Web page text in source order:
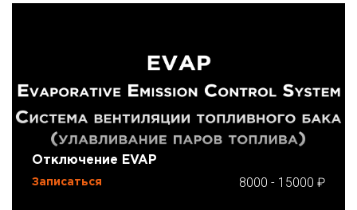
Отключение EVAP
Записаться 8000 - 15000